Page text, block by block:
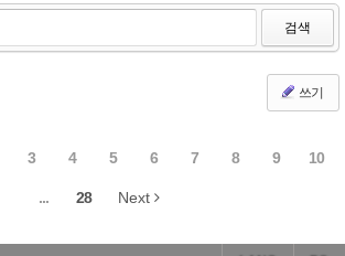
검색
쓰기
3 4 5 6 7 8 9 10
... 28 Next